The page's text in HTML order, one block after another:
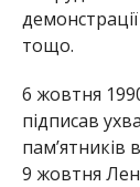
тощо.
6 жовтня
підписав
пам’ятників
9 жовтня